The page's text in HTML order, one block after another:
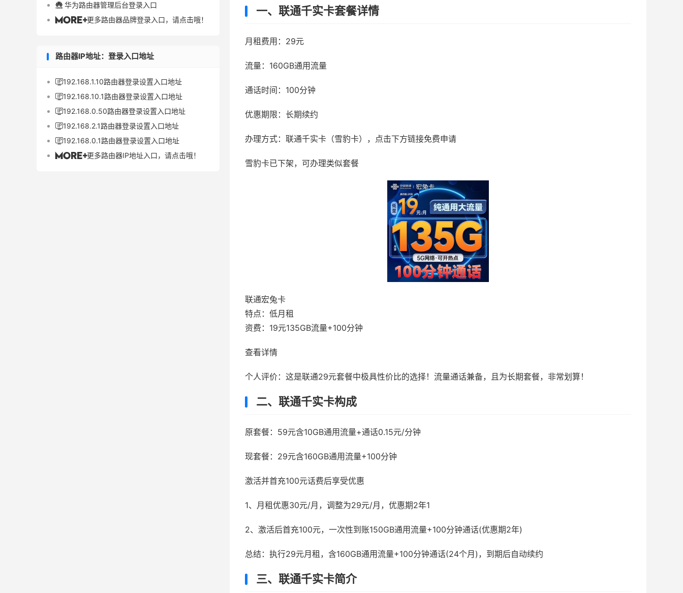
一、联通千实卡套餐详情
月租费用：29元
流量：160GB通用流量
通话时间：100分钟
优惠期限：长期续约
办理方式：联通千实卡（雪豹卡），点击下方链接免费申请
雪豹卡已下架，可办理类似套餐
联通宏兔卡
特点：低月租
资费：19元135GB流量+100分钟
查看详情
个人评价：这是联通29元套餐中极具性价比的选择！流量通话兼备，且为长期套餐，非常划算！
二、联通千实卡构成
原套餐：59元含10GB通用流量+通话0.15元/分钟
现套餐：29元含160GB通用流量+100分钟
激活并首充100元话费后享受优惠
1、月租优惠30元/月，调整为29元/月，优惠期2年1
2、激活后首充100元，一次性到账150GB通用流量+100分钟通话(优惠期2年)
总结：执行29元月租，含160GB通用流量+100分钟通话(24个月)，到期后自动续约
三、联通千实卡简介
 华为路由器管理后台登录入口
更多路由器品牌登录入口，请点击哦！
路由器IP地址：登录入口地址
192.168.1.10路由器登录设置入口地址
192.168.10.1路由器登录设置入口地址
192.168.0.50路由器登录设置入口地址
192.168.2.1路由器登录设置入口地址
192.168.0.1路由器登录设置入口地址
更多路由器IP地址入口，请点击哦！